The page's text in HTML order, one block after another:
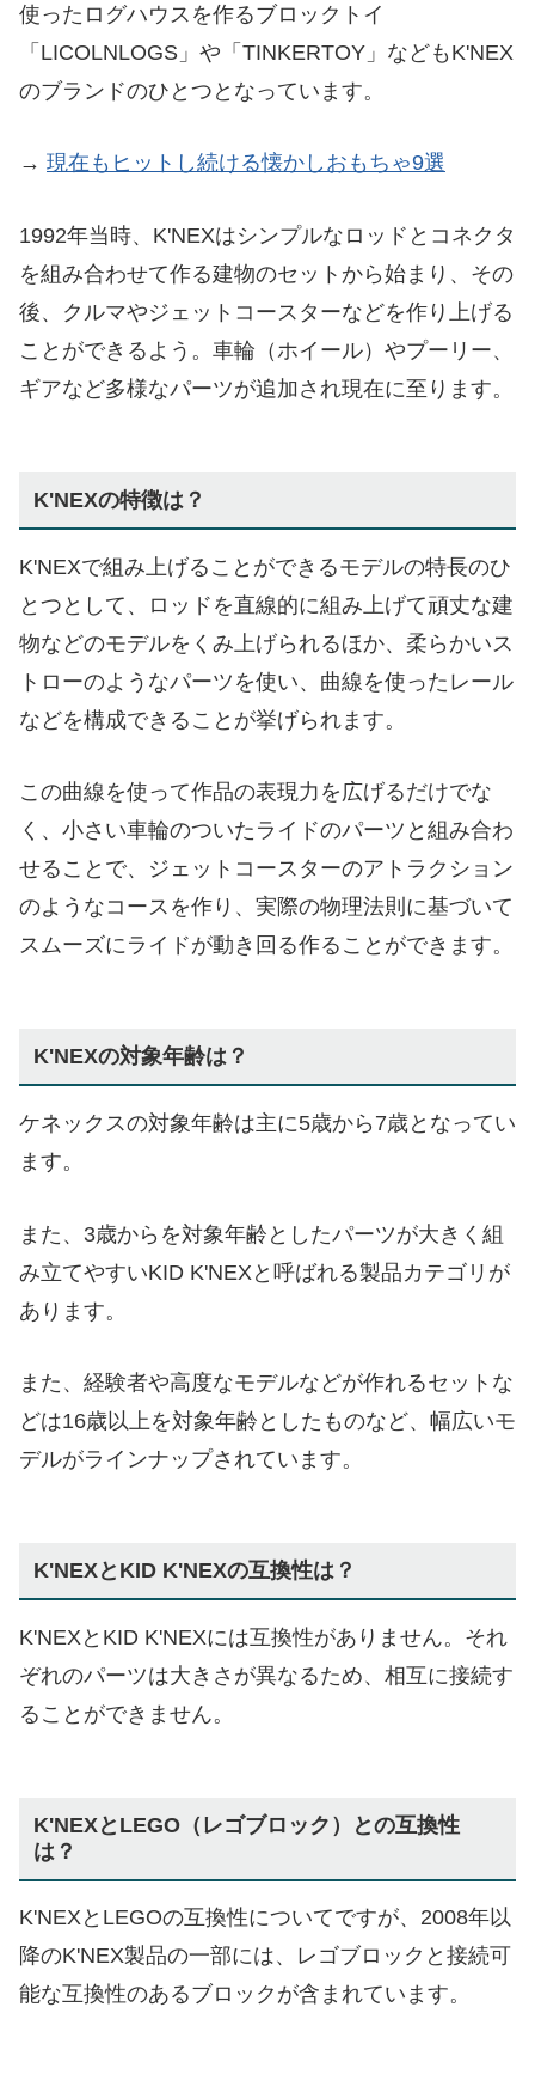
使ったログハウスを作るブロックトイ
「LICOLNLOGS」や「TINKERTOY」などもK'NEX
のブランドのひとつとなっています。
→ 現在もヒットし続ける懐かしおもちゃ9選
1992年当時、K'NEXはシンプルなロッドとコネクタ
を組み合わせて作る建物のセットから始まり、その
後、クルマやジェットコースターなどを作り上げる
ことができるよう。車輪（ホイール）やプーリー、
ギアなど多様なパーツが追加され現在に至ります。
K'NEXの特徴は？
K'NEXで組み上げることができるモデルの特長のひ
とつとして、ロッドを直線的に組み上げて頑丈な建
物などのモデルをくみ上げられるほか、柔らかいス
トローのようなパーツを使い、曲線を使ったレール
などを構成できることが挙げられます。
この曲線を使って作品の表現力を広げるだけでな
く、小さい車輪のついたライドのパーツと組み合わ
せることで、ジェットコースターのアトラクション
のようなコースを作り、実際の物理法則に基づいて
スムーズにライドが動き回る作ることができます。
K'NEXの対象年齢は？
ケネックスの対象年齢は主に5歳から7歳となってい
ます。
また、3歳からを対象年齢としたパーツが大きく組
み立てやすいKID K'NEXと呼ばれる製品カテゴリが
あります。
また、経験者や高度なモデルなどが作れるセットな
どは16歳以上を対象年齢としたものなど、幅広いモ
デルがラインナップされています。
K'NEXとKID K'NEXの互換性は？
K'NEXとKID K'NEXには互換性がありません。それ
ぞれのパーツは大きさが異なるため、相互に接続す
ることができません。
K'NEXとLEGO（レゴブロック）との互換性
は？
K'NEXとLEGOの互換性についてですが、2008年以
降のK'NEX製品の一部には、レゴブロックと接続可
能な互換性のあるブロックが含まれています。